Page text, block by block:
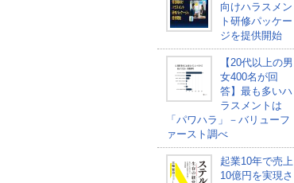
向けハラスメン
ト研修パッケー
ジを提供開始
【20代以上の男
女400名が回
答】最も多いハ
ラスメントは
「パワハラ」－バリューフ
ァースト調べ
起業10年で売上
10億円を実現さ